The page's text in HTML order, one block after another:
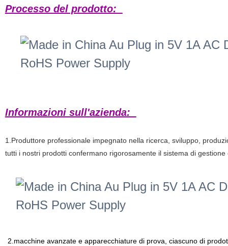
Processo del prodotto:
Informazioni sull'azienda:
1.Produttore professionale impegnato nella ricerca, sviluppo,
tuttii nostri prodotti confermano rigorosamente il sistema di
2.macchine avanzate e apparecchiature di prova, ciascuno di